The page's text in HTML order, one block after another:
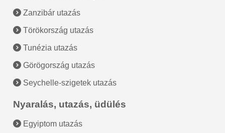
Zanzibár utazás
Törökország utazás
Tunézia utazás
Görögország utazás
Seychelle-szigetek utazás
Nyaralás, utazás, üdülés
Egyiptom utazás